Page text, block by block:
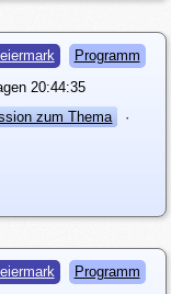
Programm
20:44:35
zum Thema
·
Programm